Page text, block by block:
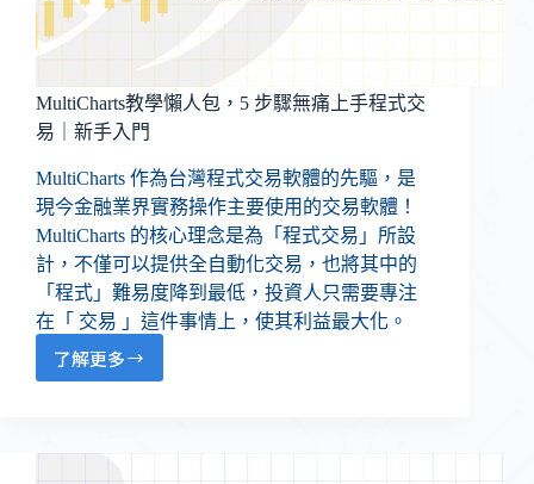
MultiCharts教學懶人包，5 步驟無痛上手程式交
易｜新手入門
MultiCharts 作為台灣程式交易軟體的先驅，是
現今金融業界實務操作主要使用的交易軟體！
MultiCharts 的核心理念是為「程式交易」所設
計，不僅可以提供全自動化交易，也將其中的
「程式」難易度降到最低，投資人只需要專注
在「 交易 」這件事情上，使其利益最大化。
了解更多